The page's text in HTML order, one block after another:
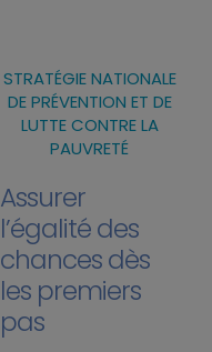
STRATÉGIE NATIONALE
DE PRÉVENTION ET DE
LUTTE CONTRE LA
PAUVRETÉ
Assurer
l’égalité des
chances dès
les premiers
pas